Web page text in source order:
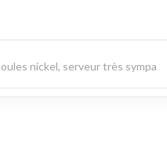
nickel, serveur très sympa